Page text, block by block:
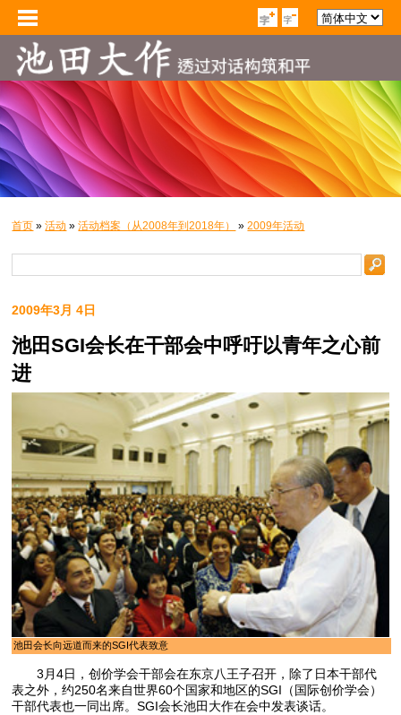
首页 »活动 »活动档案（从2008年到2018年） »2009年活动
2009年3月 4日
池田SGI会长在干部会中呼吁以青年之心前
进
池田会长向远道而来的SGI代表致意
3月4日，创价学会干部会在东京八王子召开，除了日本干部代
表之外，约250名来自世界60个国家和地区的SGI（国际创价学会）
干部代表也一同出席。SGI会长池田大作在会中发表谈话。